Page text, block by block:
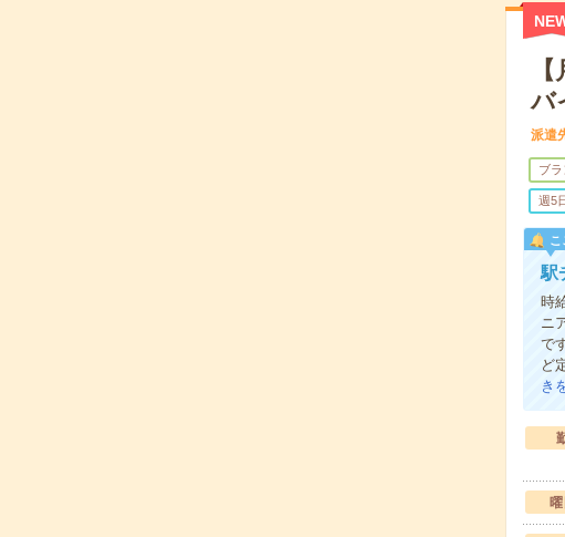
バ
派遣
ブ
週5
こ
駅
時
ニ
で
ど
き